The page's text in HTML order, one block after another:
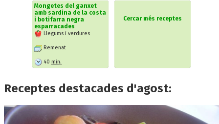
Mongetes del ganxet
amb sardina de la costa
i botifarra negra
esparracades
Llegums i verdures
Remenat
40 min.
Cercar més receptes
Receptes destacades d'agost: